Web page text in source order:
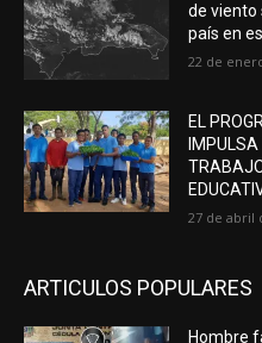
de viento
país en
22 de
EL
27 de abril
ARTICULOS POPULARES
Hombre